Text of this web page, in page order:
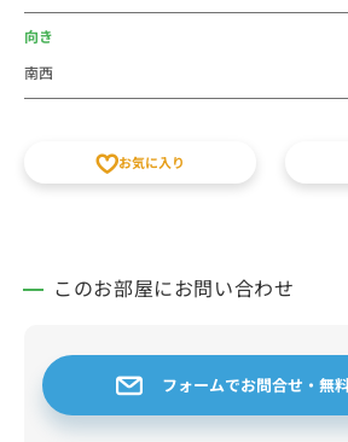
条件で他の賃貸住宅とも比べてくだ
向き
南西
お気に入り
このお部屋にお問い合わせ
フォームでお問合せ・無